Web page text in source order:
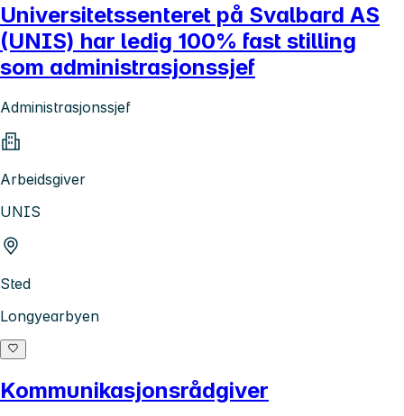
Universitetssenteret på Svalbard AS
(UNIS) har ledig 100% fast stilling
som administrasjonssjef
Administrasjonssjef
Arbeidsgiver
UNIS
Sted
Longyearbyen
Kommunikasjonsrådgiver